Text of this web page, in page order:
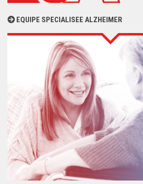
EQUIPE SPECIALISEE ALZHEIMER